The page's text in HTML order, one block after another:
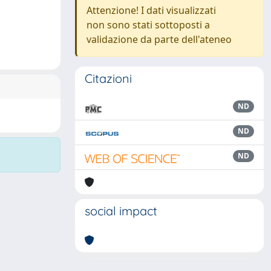
Attenzione! I dati visualizzati
non sono stati sottoposti a
validazione da parte dell'ateneo
Citazioni
ND
ND
ND
social impact